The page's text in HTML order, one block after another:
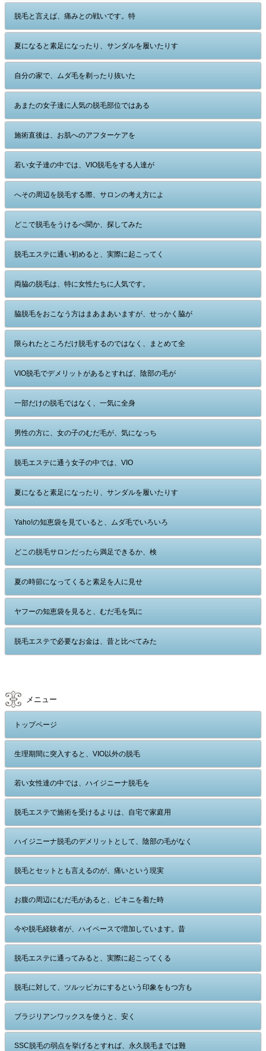
脱毛と言えば、痛みとの戦いです。特
夏になると素足になったり、サンダルを履いたりす
自分の家で、ムダ毛を剃ったり抜いた
あまたの女子達に人気の脱毛部位ではある
施術直後は、お肌へのアフターケアを
若い女子達の中では、VIO脱毛をする人達が
へその周辺を脱毛する際、サロンの考え方によ
どこで脱毛をうけるべ聞か、探してみた
脱毛エステに通い初めると、実際に起こってく
両脇の脱毛は、特に女性たちに人気です。
脇脱毛をおこなう方はまあまあいますが、せっかく脇が
限られたところだけ脱毛するのではなく、まとめて全
VIO脱毛でデメリットがあるとすれば、陰部の毛が
一部だけの脱毛ではなく、一気に全身
男性の方に、女の子のむだ毛が、気になっち
脱毛エステに通う女子の中では、VIO
夏になると素足になったり、サンダルを履いたりす
Yaho!の知恵袋を見ていると、ムダ毛でいろいろ
どこの脱毛サロンだったら満足できるか、検
夏の時節になってくると素足を人に見せ
ヤフーの知恵袋を見ると、むだ毛を気に
脱毛エステで必要なお金は、昔と比べてみた
メニュー
トップページ
生理期間に突入すると、VIO以外の脱毛
若い女性達の中では、ハイジニーナ脱毛を
脱毛エステで施術を受けるよりは、自宅で家庭用
ハイジニーナ脱毛のデメリットとして、陰部の毛がなく
脱毛とセットとも言えるのが、痛いという現実
お腹の周辺にむだ毛があると、ビキニを着た時
今や脱毛経験者が、ハイペースで増加しています。昔
脱毛エステに通ってみると、実際に起こってくる
脱毛に対して、ツルッピカにするという印象をもつ方も
ブラジリアンワックスを使うと、安く
SSC脱毛の弱点を挙げるとすれば、永久脱毛までは難